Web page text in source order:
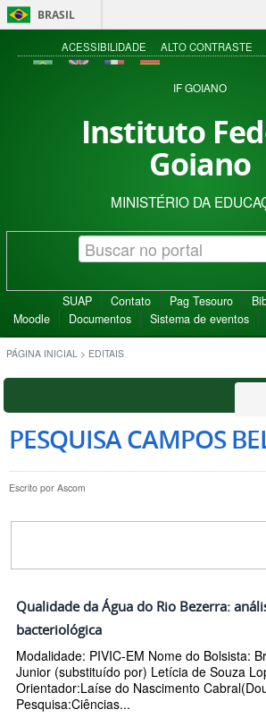
BRASIL
ACESSIBILIDADE ALTO CONTRASTE
IF GOIANO
Instituto
Goiano
MINISTÉRIO DA
SUAP Contato Pag Tesouro
Moodle
Documentos Sistema de eventos
PÁGINA INICIAL > EDITAIS
PESQUISA CAMPOS
Escrito por Ascom
Qualidade da Água do Rio Bezerra:
bacteriológica
Modalidade: PIVIC-EM Nome do Bolsista:
Junior (substituído por) Letícia de Souza
Orientador:Laíse do Nascimento
Pesquisa:Ciências...